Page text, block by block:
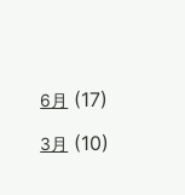
6月 (17)
3月 (10)